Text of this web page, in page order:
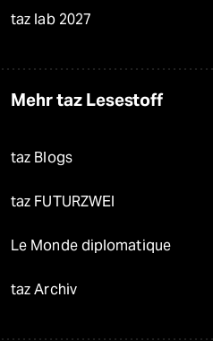
taz lab 2027
Mehr taz Lesestoff
taz Blogs
taz FUTURZWEI
Le Monde diplomatique
taz Archiv